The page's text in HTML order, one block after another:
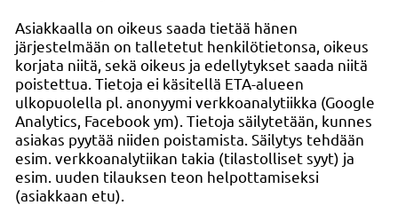
Asiakkaalla on oikeus saada tietää hänen
järjestelmään on talletetut henkilötietonsa, oikeus
korjata niitä, sekä oikeus ja edellytykset saada niitä
poistettua. Tietoja ei käsitellä ETA-alueen
ulkopuolella pl. anonyymi verkkoanalytiikka (Google
Analytics, Facebook ym). Tietoja säilytetään, kunnes
asiakas pyytää niiden poistamista. Säilytys tehdään
esim. verkkoanalytiikan takia (tilastolliset syyt) ja
esim. uuden tilauksen teon helpottamiseksi
(asiakkaan etu).